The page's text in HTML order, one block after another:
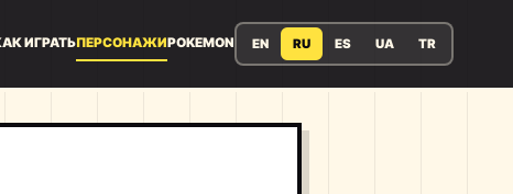
ИГРАТЬПЕРСОНАЖИPOKEMON EN RU ES UA TR